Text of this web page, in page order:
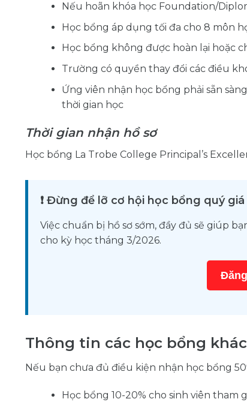
Nếu hoãn khóa học Foundation/
Học bổng áp dụng tối đa cho 8 môn
Học bổng không được hoàn lại hoặc
Trường có quyền thay đổi các điều
Ứng viên nhận học bổng phải sẵn
thời gian học
Thời gian nhận hồ sơ
Học bổng La Trobe College Principal’s
❗ Đừng để lỡ cơ hội học bổng quý giá
Việc chuẩn bị hồ sơ sớm, đầy đủ sẽ giúp
cho kỳ học tháng 3/2026.
Thông tin các học bổng khác
Nếu bạn chưa đủ điều kiện nhận học bổng
Học bổng 10-20% cho sinh viên